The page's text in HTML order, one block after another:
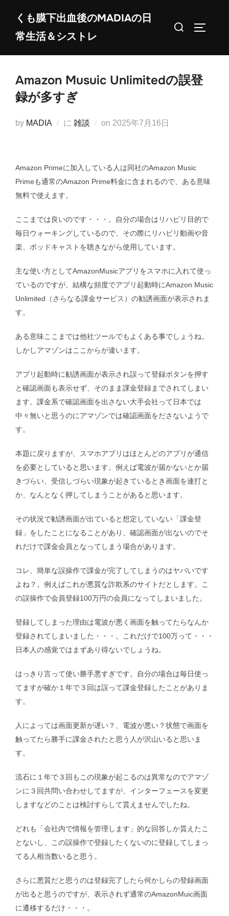
くも膜下出血後のMADIAの日
常生活＆シストレ
検
Amazon Musuic Unlimitedの誤登
録が多すぎ
by MADIA に 雑談 on 投
2025年7月16日
Amazon Primeに加入している人は同社のAmazon Music
Primeも通常のAmazon Prime料金に含まれるので、ある意味
無料で使えます。
ここまでは良いのです・・・。自分の場合はリハビリ目的で
毎日ウォーキングしているので、その際にリハビリ動画や音
楽、ポッドキャストを聴きながら使用しています。
主な使い方としてAmazonMusicアプリをスマホに入れて使っ
ているのですが、結構な頻度でアプリ起動時にAmazon Music
Unlimited（さらなる課金サービス）の勧誘画面が表示されま
す。
ある意味ここまでは他社ツールでもよくある事でしょうね。
しかしアマゾンはここからが違います。
アプリ起動時に勧誘画面が表示され誤って登録ボタンを押す
と確認画面も表示せず、そのまま課金登録までされてしまい
ます。課金系で確認画面を出さない大手会社って日本では
中々無いと思うのにアマゾンでは確認画面をださないようで
す。
本題に戻りますが、スマホアプリはほとんどのアプリが通信
を必要としていると思います。例えば電波が届かないとか届
きづらい、受信しづらい現象が起きているとき画面を連打と
か、なんとなく押してしまうことがあると思います。
その状況で勧誘画面が出ていると想定していない「課金登
録」をしたことになることがあり、確認画面が出ないのでそ
れだけで課金会員となってしまう場合があります。
コレ、簡単な誤操作で課金が完了してしまうのはヤバいです
よね？。例えばこれが悪質な詐欺系のサイトだとします。こ
の誤操作で会員登録100万円の会員になってしまいました。
登録してしまった理由は電波が悪く画面を触ってたらなんか
登録されてしまいました・・・。これだけで100万って・・・
日本人の感覚ではまずあり得ないでしょうね。
はっきり言って使い勝手悪すぎです。自分の場合は毎日使っ
てますが確か１年で３回は誤って課金登録したことがありま
す。
人によっては画面更新が遅い？、電波が悪い？状態で画面を
触ってたら勝手に課金されたと思う人が沢山いると思いま
す。
流石に１年で３回もこの現象が起こるのは異常なのでアマゾ
ンに３回共問い合わせしてますが、インターフェースを変更
しますなどのことは検討すらして貰えませんでしたね。
どれも「会社内で情報を管理します」的な回答しか貰えたこ
とないし、この誤操作で登録したくないのに登録してしまっ
てる人相当数いると思う。
さらに悪質だと思うのは登録完了したら何かしらの登録画面
が出ると思うのですが、表示されず通常のAmazonMuic画面
に遷移するだけ・・・。